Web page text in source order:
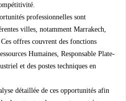
professionnelles sont
villes, notamment Marrakech,
offres couvrent des fonctions
Humaines, Responsable Plate-
et des postes techniques en
détaillée de ces opportunités afin